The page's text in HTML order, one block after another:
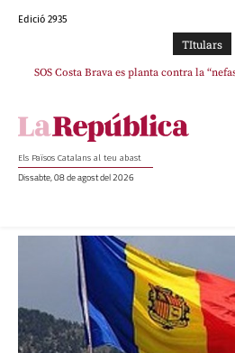
Edició 2935
TItulars
SOS Costa Brava es planta contra la
La memòria viva de Josep Sunyol uneix
Els Països Catalans al teu abast
Dissabte, 08 de agost del 2026